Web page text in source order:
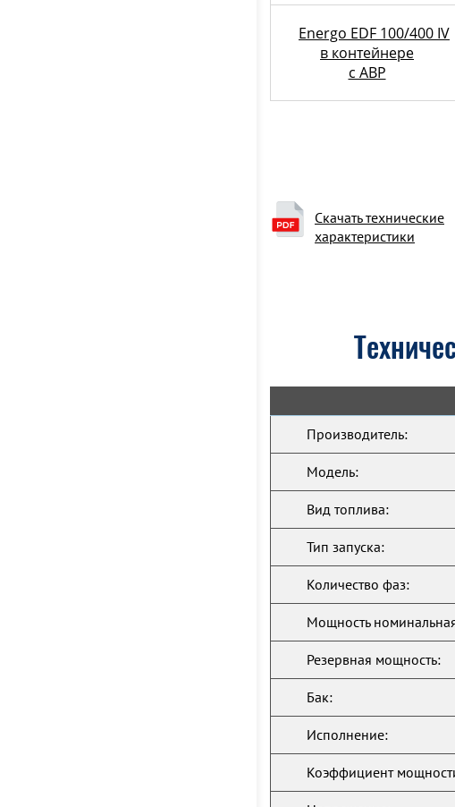
Energo EDF 100/400 IV
в контейнере
c АВР
Скачать технические
характеристики
Производитель:
Модель:
Вид топлива:
Тип запуска:
Количество фаз:
Мощность
Резервная мощность:
Бак:
Исполнение:
Коэффициент